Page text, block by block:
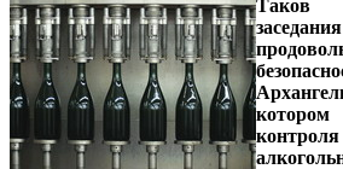
Таков
котором